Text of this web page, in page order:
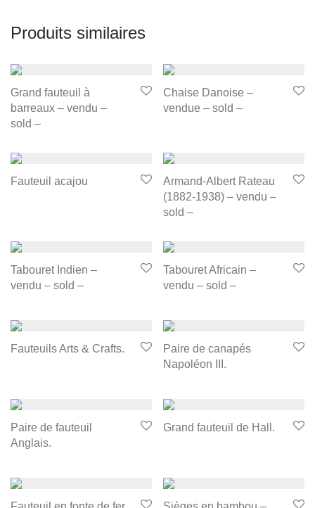
Produits similaires
Grand fauteuil à
barreaux – vendu –
sold –
Chaise Danoise –
vendue – sold –
Fauteuil acajou
Armand-Albert Rateau
(1882-1938) – vendu –
sold –
Tabouret Indien –
vendu – sold –
Tabouret Africain –
vendu – sold –
Fauteuils Arts & Crafts.
Paire de canapés
Napoléon III.
Paire de fauteuil
Anglais.
Grand fauteuil de Hall.